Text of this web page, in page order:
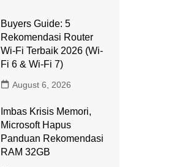
Buyers Guide: 5
Rekomendasi Router
Wi-Fi Terbaik 2026 (Wi-
Fi 6 & Wi-Fi 7)
August 6, 2026
Imbas Krisis Memori,
Microsoft Hapus
Panduan Rekomendasi
RAM 32GB